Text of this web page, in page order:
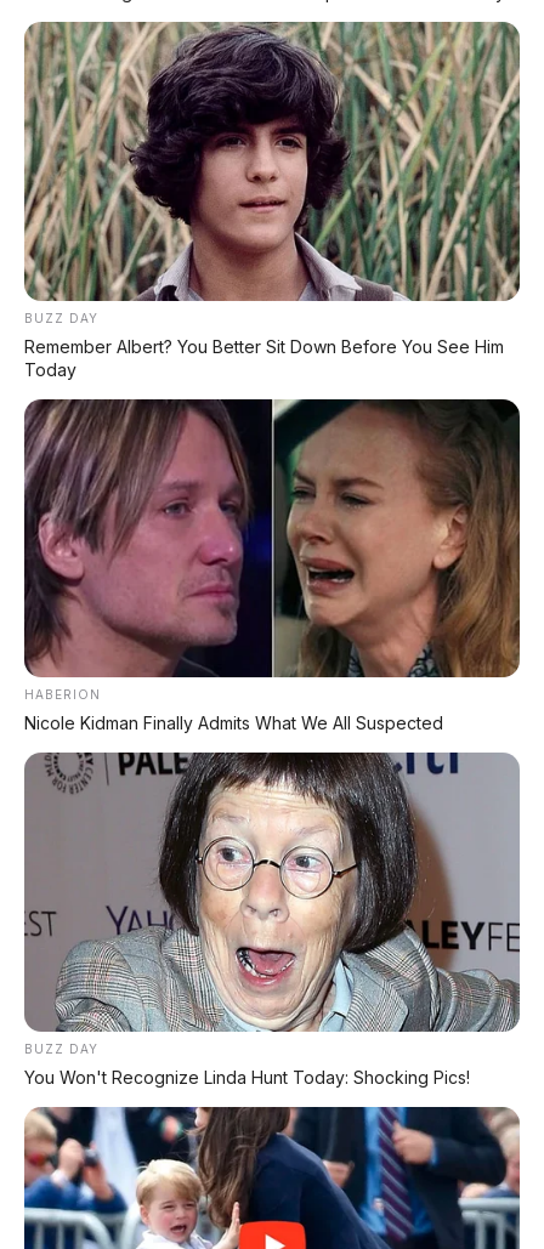
PROMO TERBATAS!
Voucher Belanja Rp 100.000
*Klik untuk klaim di marketplace pilihanmu
AMBIL >
REKOMENDASI UNTUK ANDA
BUZZ DAY
Remember Albert? You Better Sit Down Before You See Him
Today
HABERION
Nicole Kidman Finally Admits What We All Suspected
BUZZ DAY
You Won't Recognize Linda Hunt Today: Shocking Pics!